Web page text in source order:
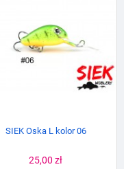
SIEK Oska L kolor 06
Cena
25,00 zł